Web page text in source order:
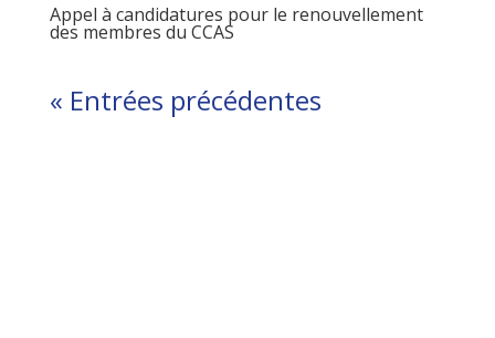
Appel à candidatures pour le renouvellement
des membres du CCAS
« Entrées précédentes